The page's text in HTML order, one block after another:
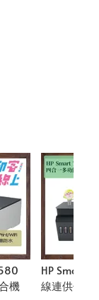
機
HP Smart
線連供傳真